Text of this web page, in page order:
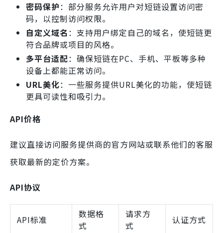
密码保护：部分服务允许用户对短链设置访问密
码，以控制访问权限。
自定义域名：支持用户绑定自己的域名，使短链更
符合品牌或项目的风格。
多平台适配：确保短链在PC、手机、平板等多种
设备上都能正常访问。
URL美化：一些服务提供URL美化的功能，使短链
更具可读性和吸引力。
API价格
建议直接访问服务提供商的官方网站或联系他们的客服
获取最新的定价方案。
API协议
API标准
数据格
式
请求方
式
认证方式